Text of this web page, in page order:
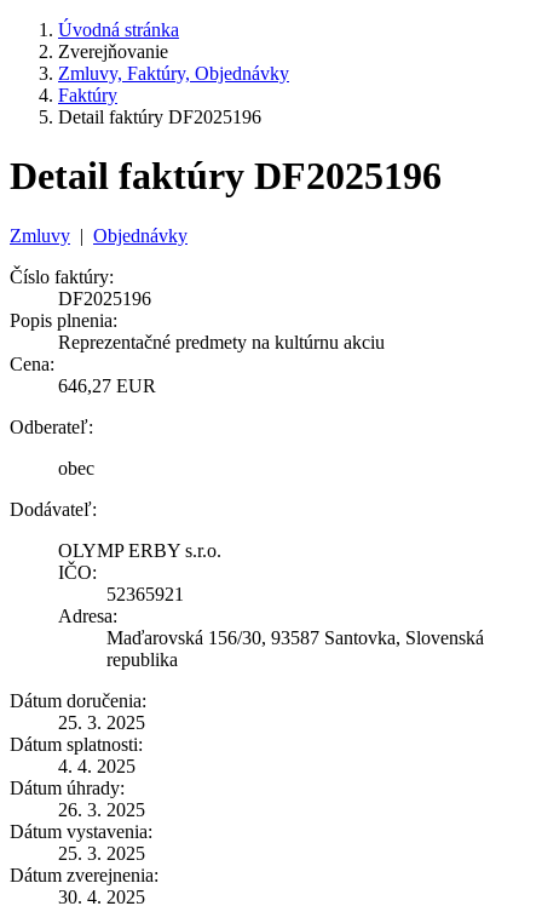
Úvodná stránka
Zverejňovanie
Zmluvy, Faktúry, Objednávky
Faktúry
Detail faktúry DF2025196
Detail faktúry DF2025196
Zmluvy | Objednávky
Číslo faktúry:
DF2025196
Popis plnenia:
Reprezentačné predmety na kultúrnu akciu
Cena:
646,27 EUR
Odberateľ:
obec
Dodávateľ:
OLYMP ERBY s.r.o.
IČO:
52365921
Adresa:
Maďarovská 156/30, 93587 Santovka, Slovenská
republika
Dátum doručenia:
25. 3. 2025
Dátum splatnosti:
4. 4. 2025
Dátum úhrady:
26. 3. 2025
Dátum vystavenia:
25. 3. 2025
Dátum zverejnenia:
30. 4. 2025